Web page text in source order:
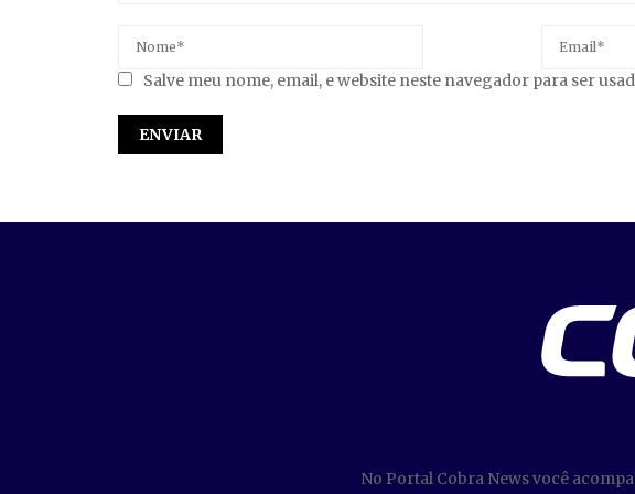
Salve meu nome, email, e website neste navegador para ser
No Portal Cobra News você